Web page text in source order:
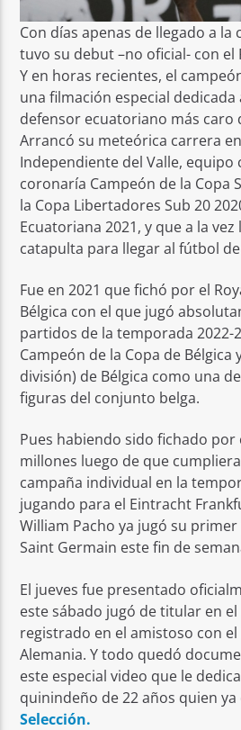
Con días apenas de llegado a la
tuvo su debut –no oficial- con el
Y en horas recientes, el
una filmación especial dedicada
defensor ecuatoriano más caro
Arrancó su meteórica carrera
Independiente del Valle, equipo
coronaría Campeón de la Copa
la Copa Libertadores Sub 20
Ecuatoriana 2021, y que a la
catapulta para llegar al fútbol
Fue en 2021 que fichó por el
Bélgica con el que jugó
partidos de la temporada 2022-
Campeón de la Copa de Bélgica
división) de Bélgica como una
figuras del conjunto belga.
Pues habiendo sido fichado por
millones luego de que
campaña individual en la
jugando para el Eintracht
William Pacho ya jugó su
Saint Germain este fin de
El jueves fue presentado
este sábado jugó de titular en el
registrado en el amistoso con el
Alemania. Y todo quedó
este especial video que le
quinindeño de 22 años quien
Selección.